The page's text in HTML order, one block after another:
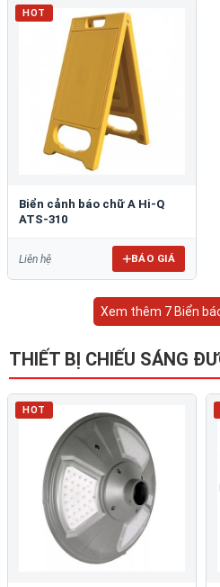
HOT
Biển cảnh báo chữ A Hi-Q
ATS-310
Liên hệ BÁO GIÁ
Xem thêm 7 Biển
THIẾT BỊ CHIẾU SÁNG
HOT